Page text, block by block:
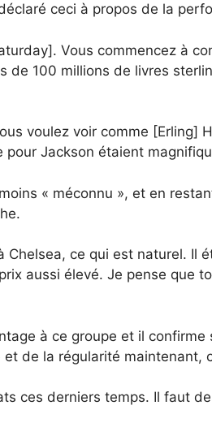
ceci à propos de la
Vous commencez à
100 millions de livres
voulez voir comme [Erling]
Jackson étaient
« méconnu », et en
ce qui est naturel. Il
aussi élevé. Je pense que
à ce groupe et il
de la régularité maintenant,
ces derniers temps. Il faut